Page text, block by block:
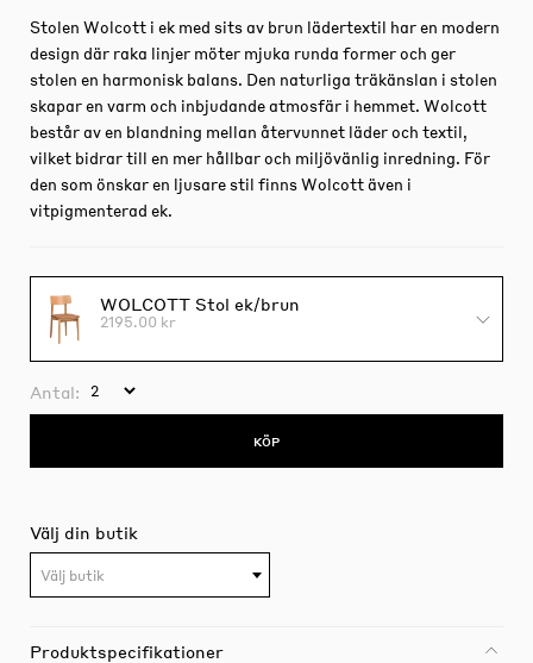
Stolen Wolcott i ek med sits av brun lädertextil har en modern
design där raka linjer möter mjuka runda former och ger
stolen en harmonisk balans. Den naturliga träkänslan i stolen
skapar en varm och inbjudande atmosfär i hemmet. Wolcott
består av en blandning mellan återvunnet läder och textil,
vilket bidrar till en mer hållbar och miljövänlig inredning. För
den som önskar en ljusare stil finns Wolcott även i
vitpigmenterad ek.
WOLCOTT Stol ek/brun
2195.00 kr
Antal:
KÖP
Välj din butik
Välj butik
Produktspecifikationer